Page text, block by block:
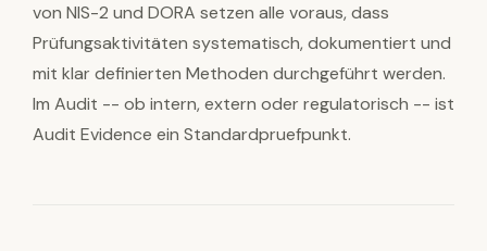
von NIS-2 und DORA setzen alle voraus, dass
Prüfungsaktivitäten systematisch, dokumentiert und
mit klar definierten Methoden durchgeführt werden.
Im Audit -- ob intern, extern oder regulatorisch -- ist
Audit Evidence ein Standardpruefpunkt.